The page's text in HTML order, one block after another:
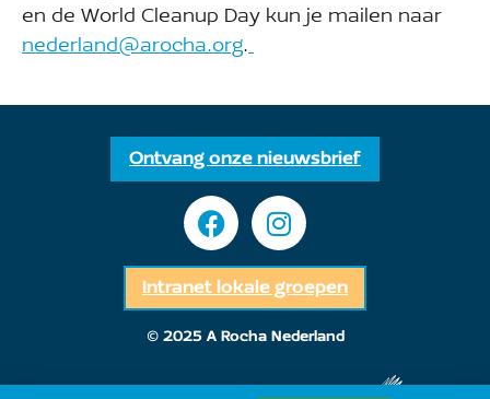
en de World Cleanup Day kun je mailen naar
nederland@arocha.org.
Ontvang onze nieuwsbrief
Intranet lokale groepen
© 2025 A Rocha Nederland